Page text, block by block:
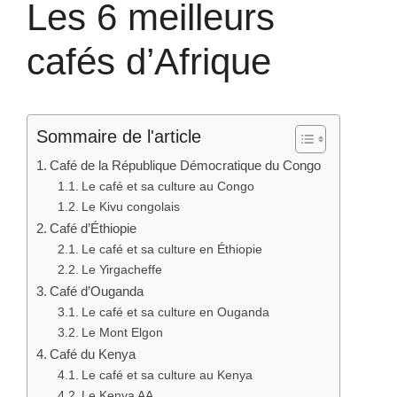
Les 6 meilleurs
cafés d’Afrique
Sommaire de l'article
Café de la République Démocratique du Congo
Le café et sa culture au Congo
Le Kivu congolais
Café d’Éthiopie
Le café et sa culture en Éthiopie
Le Yirgacheffe
Café d’Ouganda
Le café et sa culture en Ouganda
Le Mont Elgon
Café du Kenya
Le café et sa culture au Kenya